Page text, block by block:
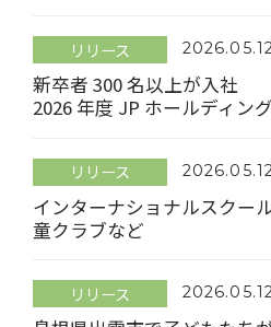
リリース
新卒者 300 名以上が入社
2026 年度 JP ホールディン
リリース
インターナショナルスクー
童クラブなど
始
子どもたちの未来を広げる
ト！
リリース